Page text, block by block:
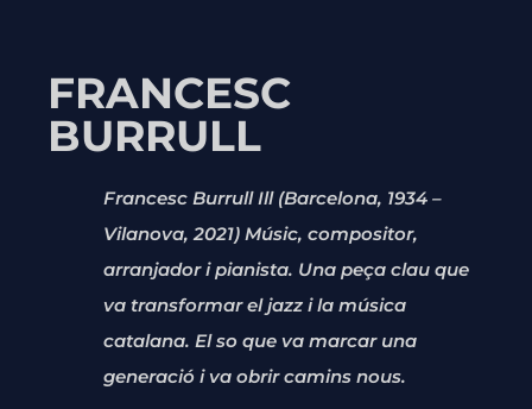
FRANCESC
BURRULL
Francesc Burrull Ill (Barcelona, 1934 –
Vilanova, 2021) Músic, compositor,
arranjador i pianista. Una peça clau que
va transformar el jazz i la música
catalana. El so que va marcar una
generació i va obrir camins nous.